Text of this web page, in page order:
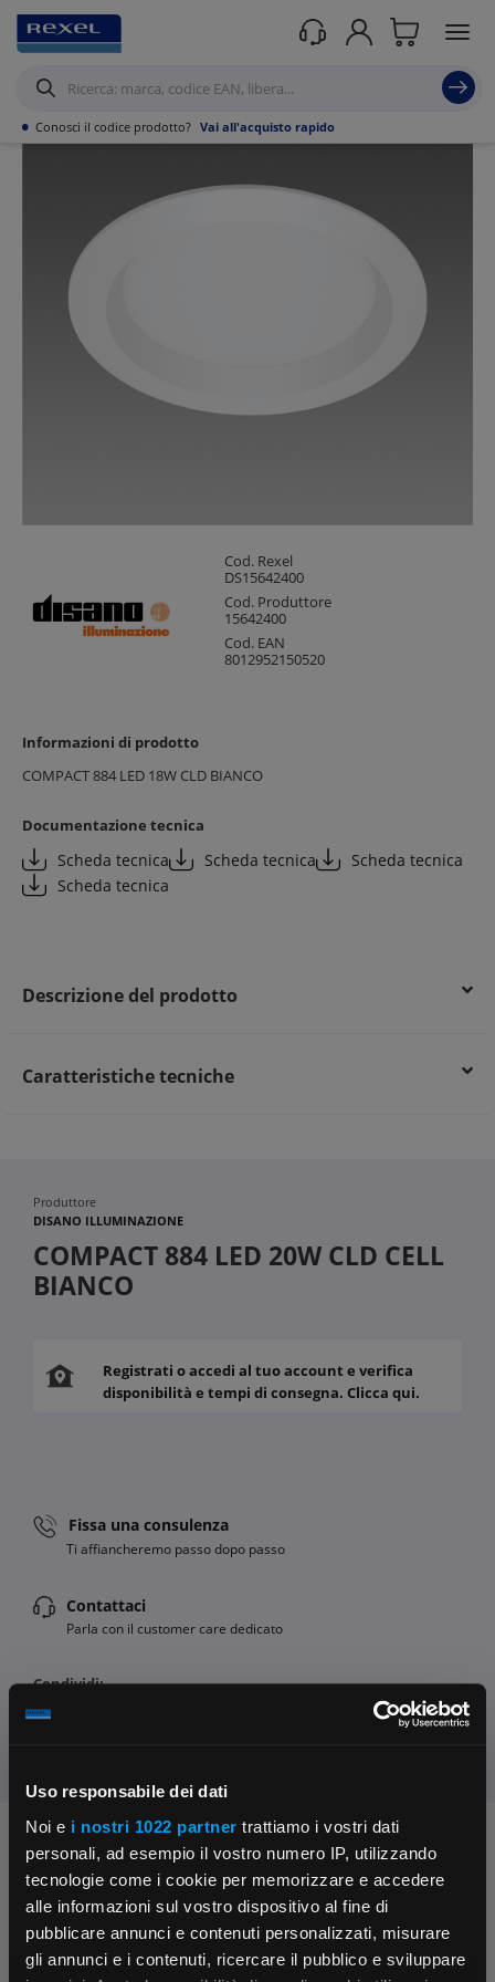
Uso responsabile dei dati
Noi e i nostri 1022 partner trattiamo i vostri dati
personali, ad esempio il vostro numero IP, utilizzando
tecnologie come i cookie per memorizzare e accedere
alle informazioni sul vostro dispositivo al fine di
pubblicare annunci e contenuti personalizzati, misurare
gli annunci e i contenuti, ricercare il pubblico e sviluppare
• Conosci il codice prodotto? Vai all'acquisto rapido
Prodotti /Illuminazione /Panel led/
Cod. Rexel
DS15642400
Cod. Produttore
15642400
Cod. EAN
8012952150520
Informazioni di prodotto
COMPACT 884 LED 18W CLD BIANCO
Documentazione tecnica
Scheda tecnica Scheda tecnica
Scheda tecnica
Scheda tecnica
Descrizione del prodotto
Caratteristiche tecniche
Produttore
DISANO ILLUMINAZIONE
COMPACT 884 LED 20W CLD CELL
BIANCO
Registrati o accedi al tuo account e verifica
disponibilità e tempi di consegna. Clicca qui.
Fissa una consulenza
Ti affiancheremo passo dopo passo
Contattaci
Parla con il customer care dedicato
Condividi:
Chiedi ai nostri tecnici